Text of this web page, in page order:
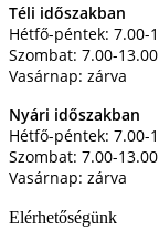
Téli időszakban
Hétfő-péntek: 7.00-
Szombat: 7.00-13.00
Vasárnap: zárva
Nyári időszakban
Hétfő-péntek: 7.00-
Szombat: 7.00-13.00
Vasárnap: zárva
Elérhetőségünk